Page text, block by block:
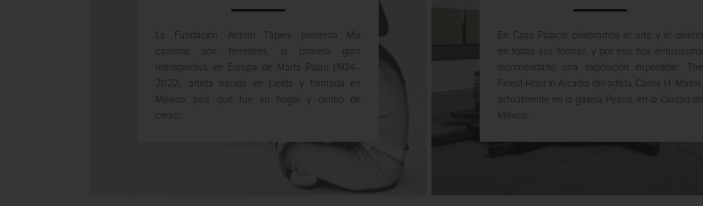
La Fundación Antoni Tàpies presenta Mis
caminos son terrestres, la primera gran
retrospectiva en Europa de Marta Palau (1934–
2022), artista nacida en Lleida y formada en
México, país que fue su hogar y centro de
creaci...
En Casa Palacio celebramos el arte y el diseño
en todas sus formas, y por eso nos entusiasma
recomendarte una exposición imperdible: The
Finest Hour in Arcadia del artista Carlos H. Matos,
actualmente en la galería Peana, en la Ciudad de
México. ...